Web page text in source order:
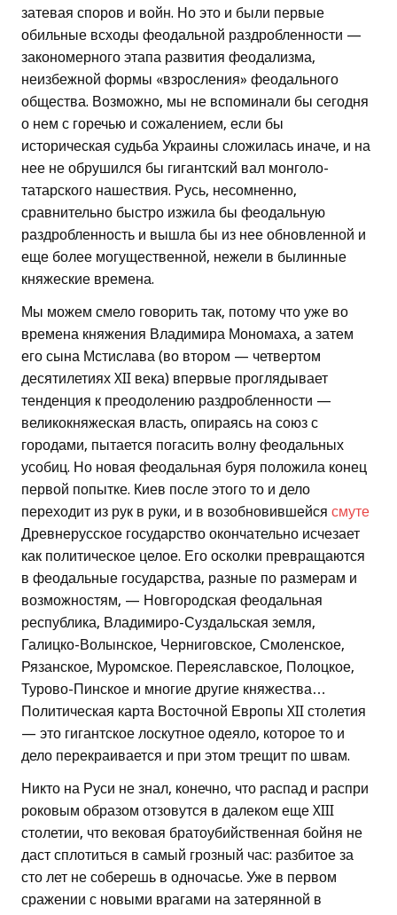
затевая споров и войн. Но это и были первые
обильные всходы феодальной раздробленности —
закономерного этапа развития феодализма,
неизбежной формы «взросления» феодального
общества. Возможно, мы не вспоминали бы сегодня
о нем с горечью и сожалением, если бы
историческая судьба Украины сложилась иначе, и на
нее не обрушился бы гигантский вал монголо-
татарского нашествия. Русь, несомненно,
сравнительно быстро изжила бы феодальную
раздробленность и вышла бы из нее обновленной и
еще более могущественной, нежели в былинные
княжеские времена.
Мы можем смело говорить так, потому что уже во
времена княжения Владимира Мономаха, а затем
его сына Мстислава (во втором — четвертом
десятилетиях XII века) впервые проглядывает
тенденция к преодолению раздробленности —
великокняжеская власть, опираясь на союз с
городами, пытается погасить волну феодальных
усобиц. Но новая феодальная буря положила конец
первой попытке. Киев после этого то и дело
переходит из рук в руки, и в возобновившейся смуте
Древнерусское государство окончательно исчезает
как политическое целое. Его осколки превращаются
в феодальные государства, разные по размерам и
возможностям, — Новгородская феодальная
республика, Владимиро-Суздальская земля,
Галицко-Волынское, Черниговское, Смоленское,
Рязанское, Муромское. Переяславское, Полоцкое,
Турово-Пинское и многие другие княжества…
Политическая карта Восточной Европы XII столетия
— это гигантское лоскутное одеяло, которое то и
дело перекраивается и при этом трещит по швам.
Никто на Руси не знал, конечно, что распад и распри
роковым образом отзовутся в далеком еще XIII
столетии, что вековая братоубийственная бойня не
даст сплотиться в самый грозный час: разбитое за
сто лет не соберешь в одночасье. Уже в первом
сражении с новыми врагами на затерянной в